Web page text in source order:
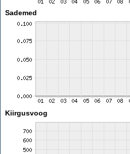
Sademed
Kiirgusvoog